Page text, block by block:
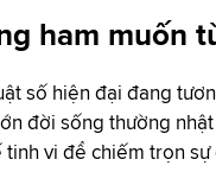
ham muốn
số hiện đại đang
đời sống thường
vi để chiếm trọn